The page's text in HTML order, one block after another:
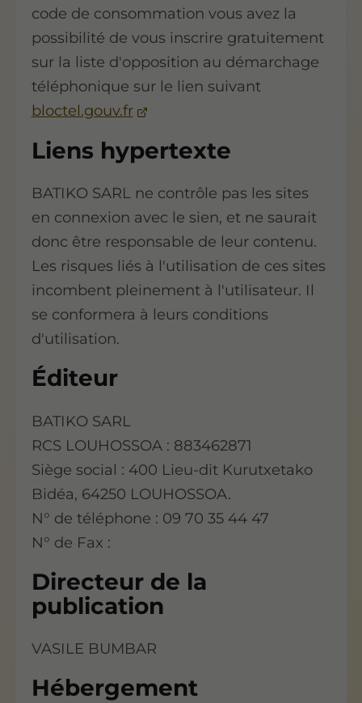
code de consommation vous avez la
possibilité de vous inscrire gratuitement
sur la liste d'opposition au démarchage
téléphonique sur le lien suivant
bloctel.gouv.fr
Liens hypertexte
BATIKO SARL ne contrôle pas les sites
en connexion avec le sien, et ne saurait
donc être responsable de leur contenu.
Les risques liés à l'utilisation de ces sites
incombent pleinement à l'utilisateur. Il
se conformera à leurs conditions
d'utilisation.
Éditeur
BATIKO SARL
RCS LOUHOSSOA : 883462871
Siège social : 400 Lieu-dit Kurutxetako
Bidéa, 64250 LOUHOSSOA.
N° de téléphone : 09 70 35 44 47
N° de Fax :
Directeur de la
publication
VASILE BUMBAR
Hébergement